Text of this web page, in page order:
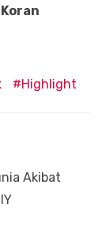
Highlight
Akibat